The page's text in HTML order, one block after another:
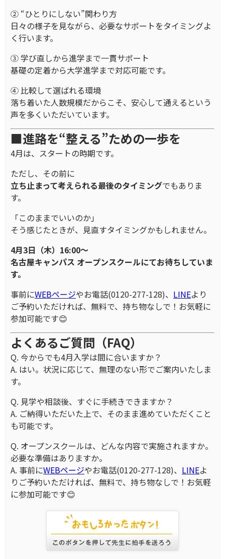
② “ひとりにしない”関わり方
日々の様子を見ながら、必要なサポートをタイミングよ
く行います。
③ 学び直しから進学まで一貫サポート
基礎の定着から大学進学まで対応可能です。
④ 比較して選ばれる環境
落ち着いた人数規模だからこそ、安心して通えるという
声を多くいただいています。
■進路を“整える”ための一歩を
4月は、スタートの時期です。
ただし、その前に
立ち止まって考えられる最後のタイミングでもありま
す。
「このままでいいのか」
そう感じたときが、見直すタイミングかもしれません。
4月3日（木）16:00～
名古屋キャンパス オープンスクールにてお待ちしていま
す。
事前にWEBページやお電話(0120-277-128)、 LINEより
ご予約いただければ、無料で、持ち物なしで！お気軽に
参加可能です😊
よくあるご質問（FAQ）
Q. 今からでも4月入学は間に合いますか？
A. はい。状況に応じて、無理のない形でご案内いたしま
す。
Q. 見学や相談後、すぐに手続きできますか？
A. ご納得いただいた上で、そのまま進めていただくこと
も可能です。
Q. オープンスクールは、どんな内容で実施されますか。
必要な準備はありますか。
A. 事前にWEBページやお電話(0120-277-128)、 LINEよ
りご予約いただければ、無料で、持ち物なしで！お気軽
に参加可能です😊